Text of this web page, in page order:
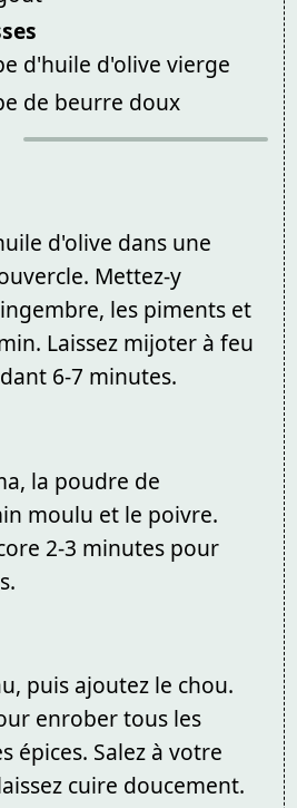
d'huile d'olive vierge
de beurre doux
d'olive dans une
Mettez-y
les piments et
Laissez mijoter à feu
6-7 minutes.
la poudre de
moulu et le poivre.
2-3 minutes pour
puis ajoutez le chou.
enrober tous les
épices. Salez à votre
cuire doucement.